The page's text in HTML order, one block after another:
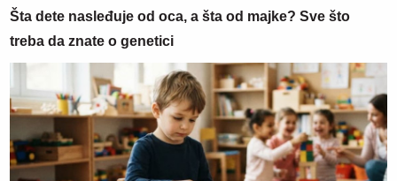
Šta dete nasleđuje od oca, a šta od majke? Sve što
treba da znate o genetici